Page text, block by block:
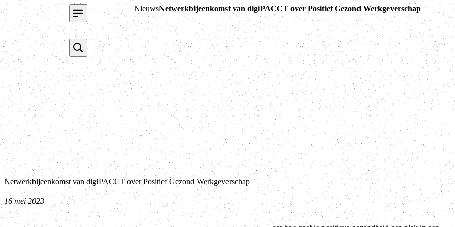
NieuwsNetwerkbijeenkomst van digiPACCT over Positief Gezond Werkgeverschap
Netwerkbijeenkomst van digiPACCT over Positief Gezond Werkgeverschap
16 mei 2023